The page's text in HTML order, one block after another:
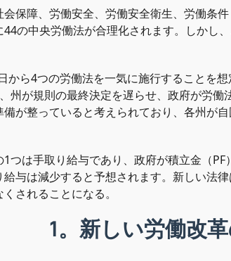
保障、労働安全、労働安全衛生、労働条
の中央労働法が合理化されます。しかし
から4つの労働法を一気に施行することを
州が規則の最終決定を遅らせ、政府が労
が整っていると考えられており、各州が
つは手取り給与であり、政府が積立金（
与は減少すると予想されます。新しい法
されることになる。
1。新しい労働改